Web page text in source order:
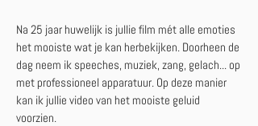
Na 25 jaar huwelijk is jullie film mét alle emoties
het mooiste wat je kan herbekijken. Doorheen de
dag neem ik speeches, muziek, zang, gelach... op
met professioneel apparatuur. Op deze manier
kan ik jullie video van het mooiste geluid
voorzien.